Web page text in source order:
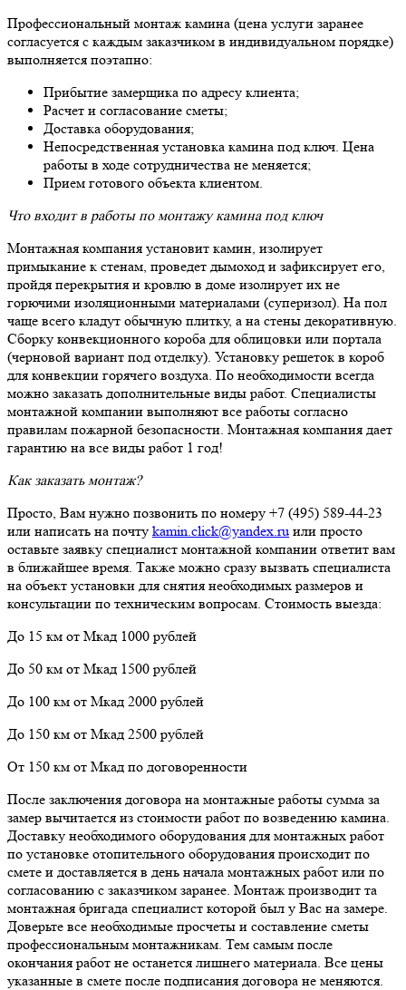
Профессиональный монтаж камина (цена услуги заранее
согласуется с каждым заказчиком в индивидуальном порядке)
выполняется поэтапно:
Прибытие замерщика по адресу клиента;
Расчет и согласование сметы;
Доставка оборудования;
Непосредственная установка камина под ключ. Цена
работы в ходе сотрудничества не меняется;
Прием готового объекта клиентом.
Что входит в работы по монтажу камина под ключ
Монтажная компания установит камин, изолирует
примыкание к стенам, проведет дымоход и зафиксирует его,
пройдя перекрытия и кровлю в доме изолирует их не
горючими изоляционными материалами (суперизол). На пол
чаще всего кладут обычную плитку, а на стены декоративную.
Сборку конвекционного короба для облицовки или портала
(черновой вариант под отделку). Установку решеток в короб
для конвекции горячего воздуха. По необходимости всегда
можно заказать дополнительные виды работ. Специалисты
монтажной компании выполняют все работы согласно
правилам пожарной безопасности. Монтажная компания дает
гарантию на все виды работ 1 год!
Как заказать монтаж?
Просто, Вам нужно позвонить по номеру +7 (495) 589-44-23
или написать на почту kamin.click@yandex.ru или просто
оставьте заявку специалист монтажной компании ответит вам
в ближайшее время. Также можно сразу вызвать специалиста
на объект установки для снятия необходимых размеров и
консультации по техническим вопросам. Стоимость выезда:
До 15 км от Мкад 1000 рублей
До 50 км от Мкад 1500 рублей
До 100 км от Мкад 2000 рублей
До 150 км от Мкад 2500 рублей
От 150 км от Мкад по договоренности
После заключения договора на монтажные работы сумма за
замер вычитается из стоимости работ по возведению камина.
Доставку необходимого оборудования для монтажных работ
по установке отопительного оборудования происходит по
смете и доставляется в день начала монтажных работ или по
согласованию с заказчиком заранее. Монтаж производит та
монтажная бригада специалист которой был у Вас на замере.
Доверьте все необходимые просчеты и составление сметы
профессиональным монтажникам. Тем самым после
окончания работ не останется лишнего материала. Все цены
указанные в смете после подписания договора не меняются.